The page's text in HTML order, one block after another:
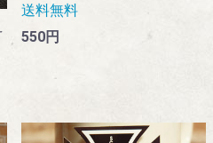
送料無料
550円